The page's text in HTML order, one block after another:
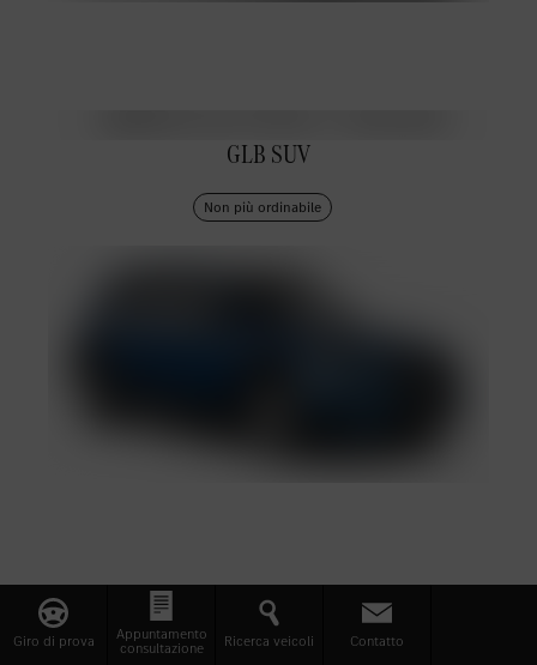
GLB SUV
Non più ordinabile
PureSpeed
Giro di prova Appuntamento
consultazione Ricerca veicoli Contatto